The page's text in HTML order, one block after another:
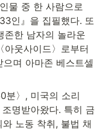
물 중 한 사람으로
인』을 집필했다. 또
한 남자의 놀라운
웃사이드〉로부터
으며 아마존 베스트셀
분〉, 미국의 소리
명받아왔다. 특히 금
노동 착취, 불법 채